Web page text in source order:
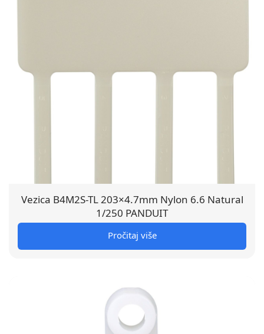
Vezica B4M2S-TL 203×4.7mm Nylon 6.6 Natural
1/250 PANDUIT
Pročitaj više